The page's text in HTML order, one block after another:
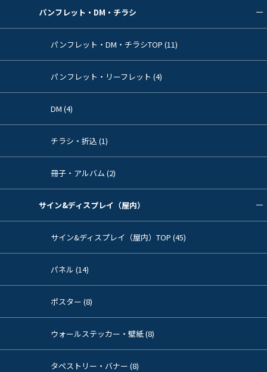
パンフレット・DM・チラシ
パンフレット・DM・チラシTOP (11)
パンフレット・リーフレット (4)
DM (4)
チラシ・折込 (1)
冊子・アルバム (2)
サイン&ディスプレイ（屋内）
サイン&ディスプレイ（屋内）TOP (45)
パネル (14)
ポスター (8)
ウォールステッカー・壁紙 (8)
タペストリー・バナー (8)